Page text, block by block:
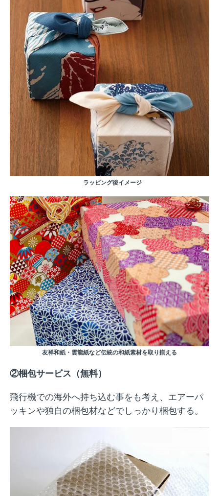
ラッピング後イメージ
友禅和紙・雲龍紙など伝統の和紙素材を取り揃える
②梱包サービス（無料）
飛行機での海外へ持ち込む事をも考え、エアーパ
ッキンや独自の梱包材などでしっかり梱包する。